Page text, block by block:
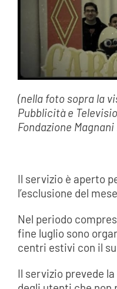
(nella foto sopra la
Pubblicità e
Fondazione Magnani
Il servizio è aperto
l’esclusione del
Nel periodo
fine luglio sono
centri estivi con il
Il servizio prevede